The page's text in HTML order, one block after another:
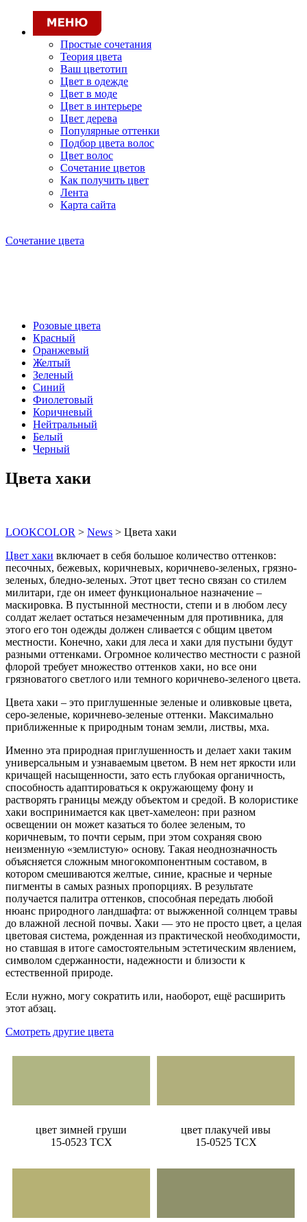
Простые сочетания
Теория цвета
Ваш цветотип
Цвет в одежде
Цвет в моде
Цвет в интерьере
Цвет дерева
Популярные оттенки
Подбор цвета волос
Цвет волос
Сочетание цветов
Как получить цвет
Лента
Карта сайта
Сочетание цвета
Розовые цвета
Красный
Оранжевый
Желтый
Зеленый
Синий
Фиолетовый
Коричневый
Нейтральный
Белый
Черный
Цвета хаки
LOOKCOLOR > News > Цвета хаки
Цвет хаки включает в себя большое количество оттенков:
песочных, бежевых, коричневых, коричнево-зеленых, грязно-
зеленых, бледно-зеленых. Этот цвет тесно связан со стилем
милитари, где он имеет функциональное назначение –
маскировка. В пустынной местности, степи и в любом лесу
солдат желает остаться незамеченным для противника, для
этого его тон одежды должен сливается с общим цветом
местности. Конечно, хаки для леса и хаки для пустыни будут
разными оттенками. Огромное количество местности с разной
флорой требует множество оттенков хаки, но все они
грязноватого светлого или темного коричнево-зеленого цвета.
Цвета хаки – это приглушенные зеленые и оливковые цвета,
серо-зеленые, коричнево-зеленые оттенки. Максимально
приближенные к природным тонам земли, листвы, мха.
Именно эта природная приглушенность и делает хаки таким
универсальным и узнаваемым цветом. В нем нет яркости или
кричащей насыщенности, зато есть глубокая органичность,
способность адаптироваться к окружающему фону и
растворять границы между объектом и средой. В колористике
хаки воспринимается как цвет-хамелеон: при разном
освещении он может казаться то более зеленым, то
коричневым, то почти серым, при этом сохраняя свою
неизменную «землистую» основу. Такая неоднозначность
объясняется сложным многокомпонентным составом, в
котором смешиваются желтые, синие, красные и черные
пигменты в самых разных пропорциях. В результате
получается палитра оттенков, способная передать любой
нюанс природного ландшафта: от выжженной солнцем травы
до влажной лесной почвы. Хаки — это не просто цвет, а целая
цветовая система, рожденная из практической необходимости,
но ставшая в итоге самостоятельным эстетическим явлением,
символом сдержанности, надежности и близости к
естественной природе.
Если нужно, могу сократить или, наоборот, ещё расширить
этот абзац.
Смотреть другие цвета
цвет зимней груши
15-0523 TCX
цвет плакучей ивы
15-0525 TCX